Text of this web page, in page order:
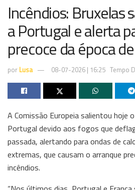
Incêndios: Bruxelas
a Portugal e alerta
precoce da época
por Lusa 08-07-2026 | 16:25 Tempo
A Comissão Europeia salientou hoje
Portugal devido aos fogos que
passada, alertando para ondas de
extremas, que causam o arranque
incêndios.